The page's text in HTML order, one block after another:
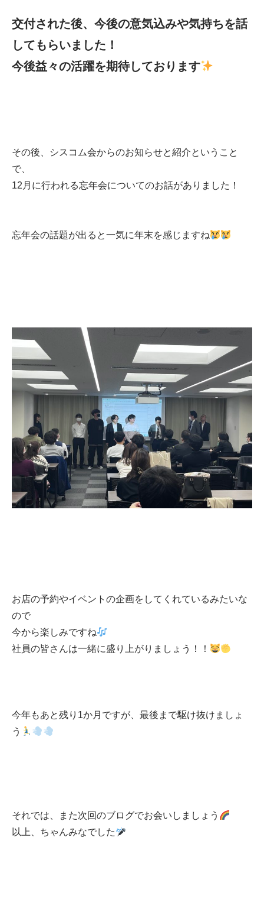
交付された後、今後の意気込みや気持ちを話
してもらいました！
今後益々の活躍を期待しております
その後、シスコム会からのお知らせと紹介ということ
で、
12月に行われる忘年会についてのお話がありました！
忘年会の話題が出ると一気に年末を感じますね
お店の予約やイベントの企画をしてくれているみたいな
ので
今から楽しみですね
社員の皆さんは一緒に盛り上がりましょう！！
今年もあと残り1か月ですが、最後まで駆け抜けましょ
う
それでは、また次回のブログでお会いしましょう
以上、ちゃんみなでした